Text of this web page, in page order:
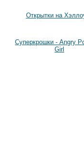
Открытки на
Суперкрошки - Angry
Girl